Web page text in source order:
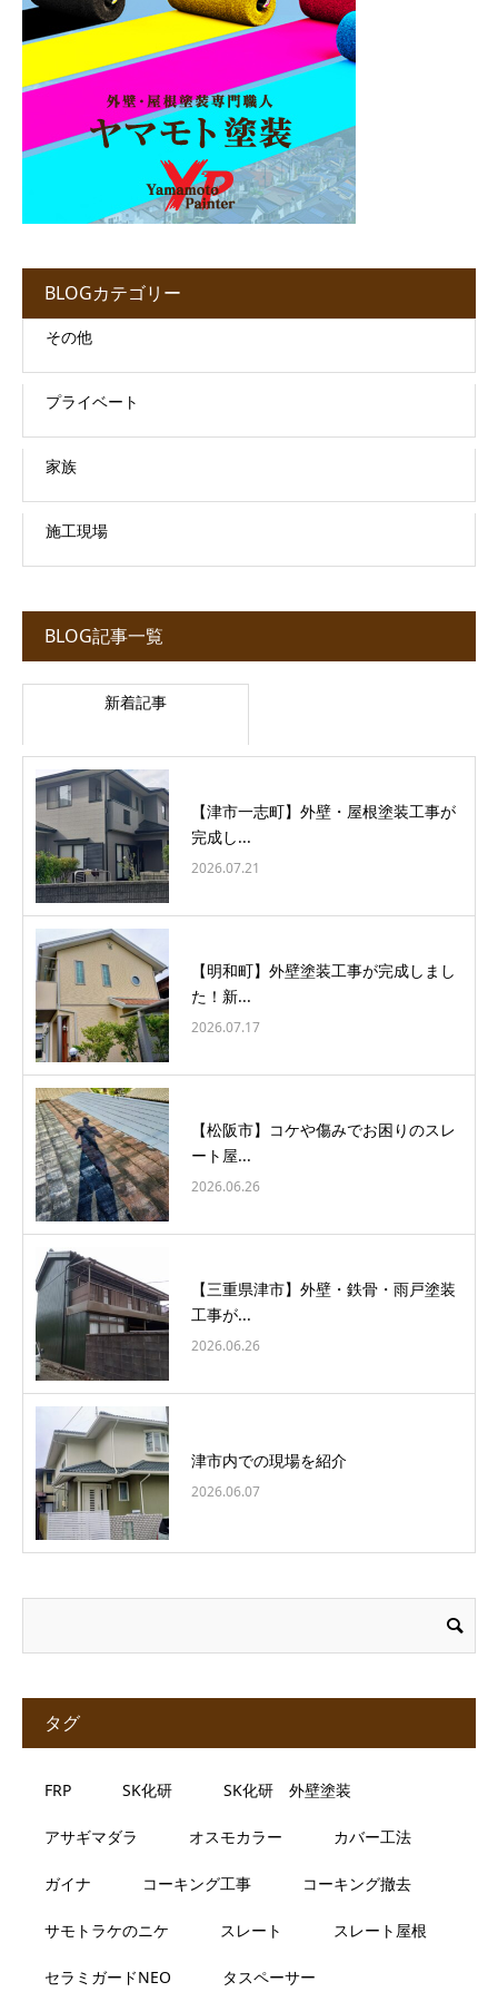
BLOGカテゴリー
その他
プライベート
家族
施工現場
BLOG記事一覧
新着記事
【津市一志町】外壁・屋根塗装工事が
完成し...
2026.07.21
【明和町】外壁塗装工事が完成しまし
た！新...
2026.07.17
【松阪市】コケや傷みでお困りのスレ
ート屋...
2026.06.26
【三重県津市】外壁・鉄骨・雨戸塗装
工事が...
2026.06.26
津市内での現場を紹介
2026.06.07
タグ
FRP SK化研 SK化研 外壁塗装
アサギマダラ オスモカラー カバー工法
ガイナ コーキング工事 コーキング撤去
サモトラケのニケ スレート スレート屋根
セラミガードNEO タスペーサー